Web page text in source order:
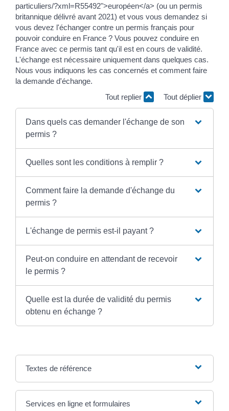
particuliers/?xml=R55492">européen</a> (ou un permis
britannique délivré avant 2021) et vous vous demandez si
vous devez l'échanger contre un permis français pour
pouvoir conduire en France ? Vous pouvez conduire en
France avec ce permis tant qu'il est en cours de validité.
L'échange est nécessaire uniquement dans quelques cas.
Nous vous indiquons les cas concernés et comment faire
la demande d'échange.
Tout replier
Tout déplier
Dans quels cas demander l'échange de son
permis ?
Quelles sont les conditions à remplir ?
Comment faire la demande d'échange du
permis ?
L'échange de permis est-il payant ?
Peut-on conduire en attendant de recevoir
le permis ?
Quelle est la durée de validité du permis
obtenu en échange ?
Textes de référence
Services en ligne et formulaires